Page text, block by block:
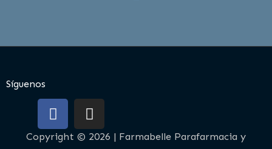
Síguenos
F
a
c
I
n
s
Copyright © 2026 | Farmabelle Parafarmacia y